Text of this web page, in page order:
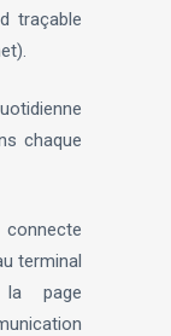
traçable
chaque
connecte
terminal
la page